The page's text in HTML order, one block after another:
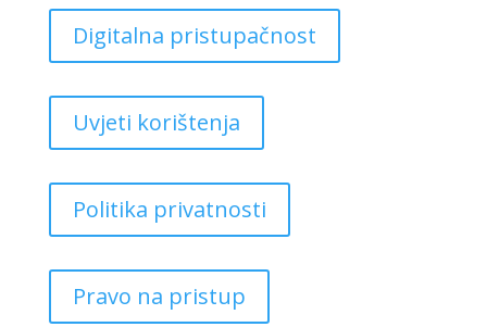
Digitalna pristupačnost
Uvjeti korištenja
Politika privatnosti
Pravo na pristup